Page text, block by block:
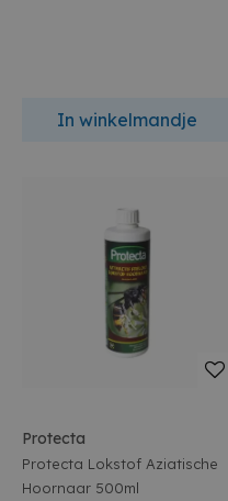
In winkelmandje
Protecta
Protecta Lokstof Aziatische
Hoornaar 500ml